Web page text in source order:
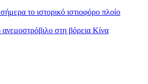
το ιστορικό ιστιοφόρο πλοίο
στη βόρεια Κίνα